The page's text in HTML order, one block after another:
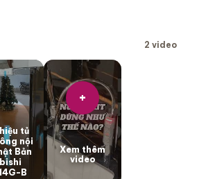
2 video
tủ
nội
Bản
B
+
Xem thêm
video